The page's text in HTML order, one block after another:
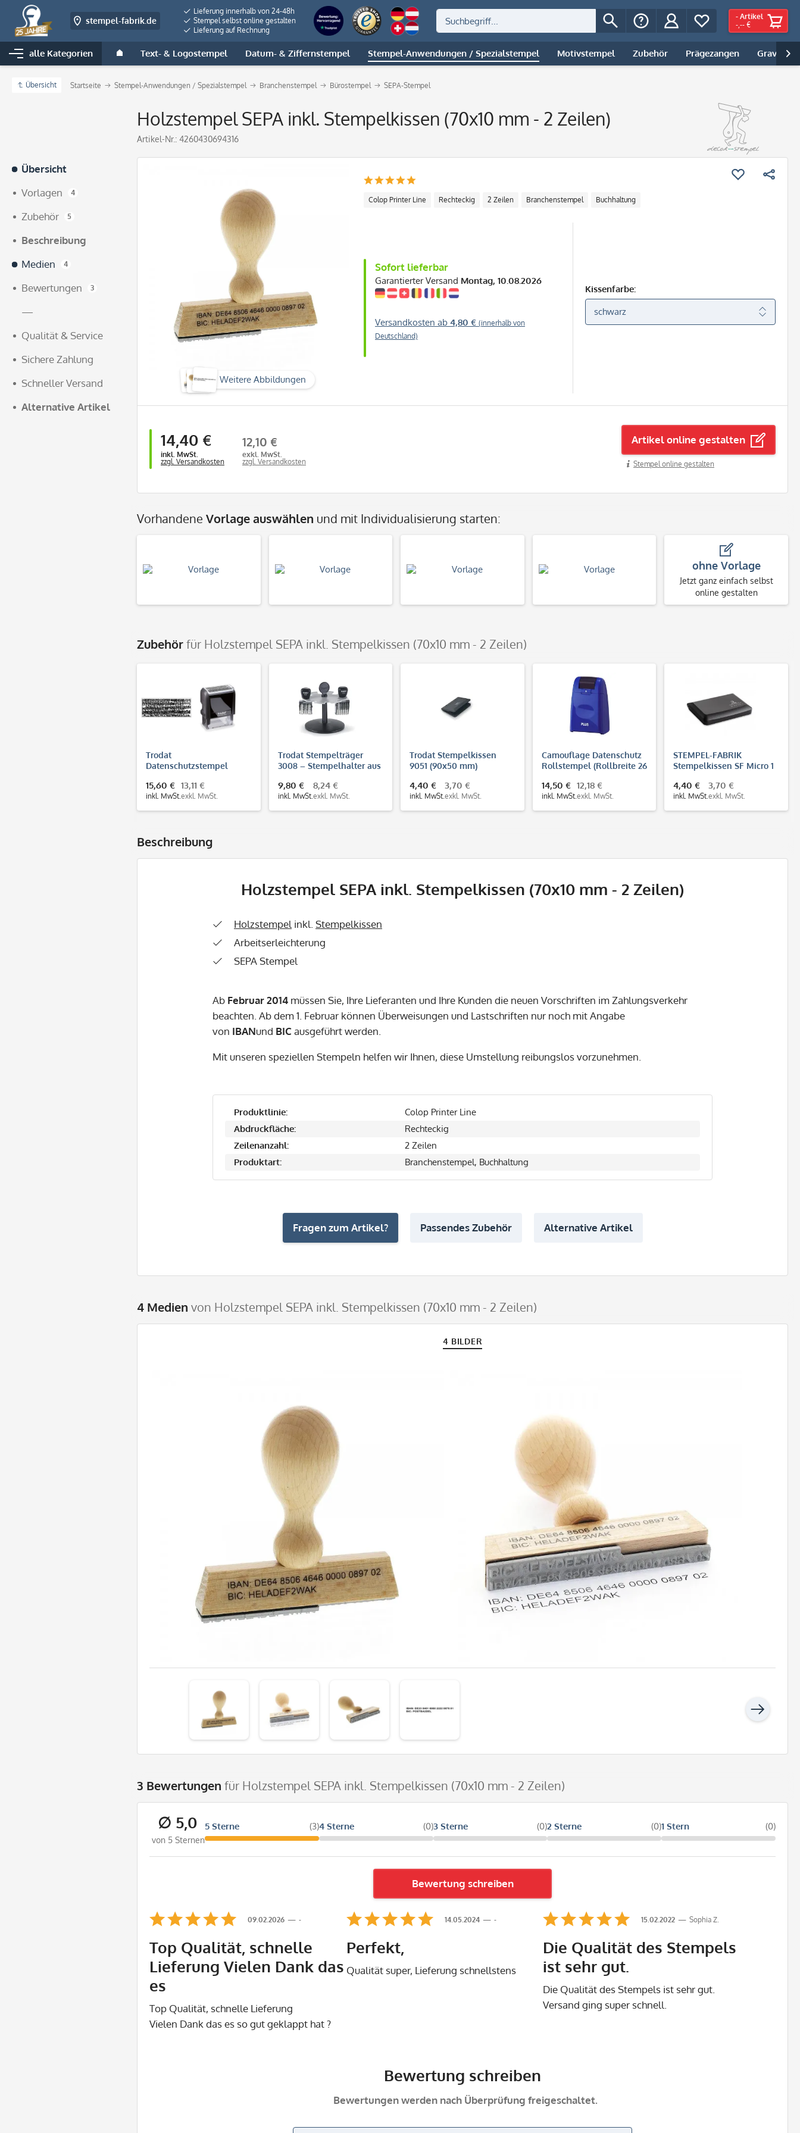
stempel-fabrik.de
Lieferung innerhalb von 24-48h
Stempel selbst online gestalten
Lieferung auf Rechnung
- Artikel
-,-- €
alle Kategorien Text- & Logostempel Datum- & Ziffernstempel Stempel-Anwendungen / Spezialstempel Motivstempel Zubehör Prägezangen Gravur |

Übersicht Startseite Stempel-Anwendungen / Spezialstempel Branchenstempel Bürostempel SEPA-Stempel
Holzstempel SEPA inkl. Stempelkissen (70x10 mm - 2 Zeilen)
Artikel-Nr.: 4260430694316
Übersicht
Vorlagen
4
Zubehör 5
Beschreibung
Medien
4
Bewertungen 3
—
Qualität & Service
Sichere Zahlung
Schneller Versand
Alternative Artikel
Weitere Abbildungen
Colop Printer Line Rechteckig 2 Zeilen Branchenstempel Buchhaltung
Sofort lieferbar
Garantierter Versand Montag, 10.08.2026
Versandkosten ab 4,80 € (innerhalb von
Deutschland)
Kissenfarbe:
14,40 €
inkl. MwSt.
zzgl. Versandkosten
12,10 €
exkl. MwSt.
zzgl. Versandkosten
Artikel online gestalten
Stempel online gestalten
Vorhandene Vorlage auswählen und mit Individualisierung starten:
ohne Vorlage
Jetzt ganz einfach selbst
online gestalten
Zubehörfür Holzstempel SEPA inkl. Stempelkissen (70x10 mm - 2 Zeilen)
Trodat
Datenschutzstempel
15,60 €
inkl. MwSt.
13,11 €
exkl. MwSt.
Trodat Stempelträger
3008 – Stempelhalter aus
Handstempel
9,80 €
inkl. MwSt.
8,24 €
exkl. MwSt.
Trodat Stempelkissen
9051 (90x50 mm)
11798)
4,40 €
inkl. MwSt.
3,70 €
exkl. MwSt.
Camouflage Datenschutz
Rollstempel (Rollbreite 26
14,50 €
inkl. MwSt.
12,18 €
exkl. MwSt.
STEMPEL-FABRIK
Stempelkissen SF Micro 1
4,40 €
inkl. MwSt.
3,70 €
exkl. MwSt.
Beschreibung
Holzstempel SEPA inkl. Stempelkissen (70x10 mm - 2 Zeilen)
Holzstempel inkl. Stempelkissen
Arbeitserleichterung
SEPA Stempel
Ab Februar 2014 müssen Sie, Ihre Lieferanten und Ihre Kunden die neuen Vorschriften im Zahlungsverkehr
beachten. Ab dem 1. Februar können Überweisungen und Lastschriften nur noch mit Angabe
von IBANund BICausgeführt werden.
Mit unseren speziellen Stempeln helfen wir Ihnen, diese Umstellung reibungslos vorzunehmen.
Produktlinie:
Colop Printer Line
Abdruckfläche:
Rechteckig
Zeilenanzahl:
2 Zeilen
Produktart:
Branchenstempel, Buchhaltung
Fragen zum Artikel? Passendes Zubehör Alternative Artikel
4 Medien von Holzstempel SEPA inkl. Stempelkissen (70x10 mm - 2 Zeilen)
4 BILDER
3 Bewertungen für Holzstempel SEPA inkl. Stempelkissen (70x10 mm - 2 Zeilen)
∅ 5,0
von 5 Sternen
5 Sterne (3)4 Sterne (0)3 Sterne (0)2 Sterne (0)1 Stern (0)
Bewertung schreiben
-
09.02.2026
Top Qualität, schnelle
Lieferung Vielen Dank das
es
Top Qualität, schnelle Lieferung
Vielen Dank das es so gut geklappt hat ?
-
14.05.2024
Perfekt,
Qualität super, Lieferung schnellstens
Sophia Z.
15.02.2022
Die Qualität des Stempels
ist sehr gut.
Die Qualität des Stempels ist sehr gut.
Versand ging super schnell.
Bewertung schreiben
Bewertungen werden nach Überprüfung freigeschaltet.